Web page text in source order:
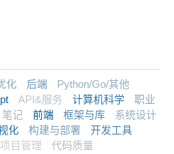
化 后端
Python/Go/其他
API&服务 计算机科学
职业
笔记 前端 框架与库
系统设计
化 构建与部署
开发工具
项目管理 代码质量